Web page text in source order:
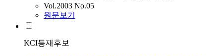
Vol.2003 No.05
원문보기
KCI등재후보